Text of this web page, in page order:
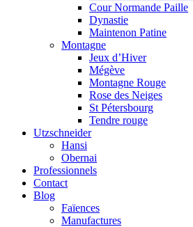
Cour Normande Paille
Dynastie
Maintenon Patine
Montagne
Jeux d’Hiver
Mégève
Montagne Rouge
Rose des Neiges
St Pétersbourg
Tendre rouge
Utzschneider
Hansi
Obernai
Professionnels
Contact
Blog
Faïences
Manufactures